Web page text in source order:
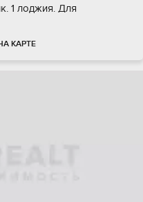
1 лоджия. Для
КАРТЕ